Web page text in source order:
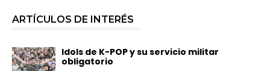
ARTÍCULOS DE INTERÉS
Idols de K-POP y su servicio militar
obligatorio